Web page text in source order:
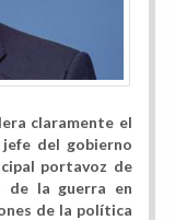
claramente el
del gobierno
portavoz de
de la guerra en
de la política